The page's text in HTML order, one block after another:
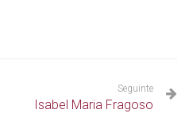
Seguinte
Isabel Maria Fragoso